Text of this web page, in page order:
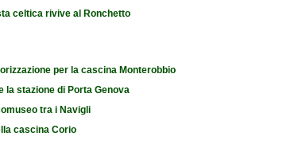
celtica rivive al Ronchetto
per la cascina Monterobbio
stazione di Porta Genova
tra i Navigli
cascina Corio